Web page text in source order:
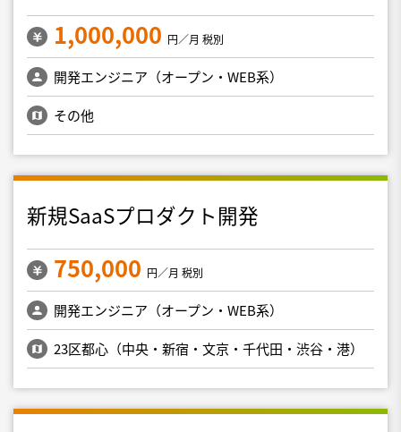
1,000,000 円／月 税別
開発エンジニア（オープン・WEB系）
その他
新規SaaSプロダクト開発
750,000 円／月 税別
開発エンジニア（オープン・WEB系）
23区都心（中央・新宿・文京・千代田・渋谷・港）